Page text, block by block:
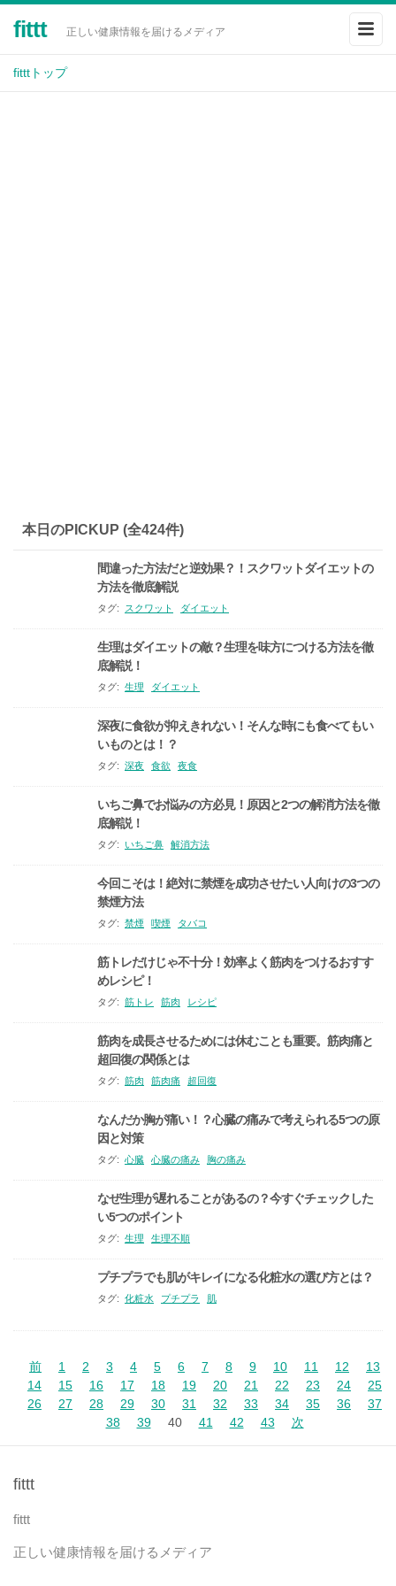
fittt 正しい健康情報を届けるメディア
fitttトップ
本日のPICKUP (全424件)
間違った方法だと逆効果？！スクワットダイエットの
方法を徹底解説
タグ: スクワット ダイエット
生理はダイエットの敵？生理を味方につける方法を徹
底解説！
タグ: 生理 ダイエット
深夜に食欲が抑えきれない！そんな時にも食べてもい
いものとは！？
タグ: 深夜 食欲 夜食
いちご鼻でお悩みの方必見！原因と2つの解消方法を徹
底解説！
タグ: いちご鼻 解消方法
今回こそは！絶対に禁煙を成功させたい人向けの3つの
禁煙方法
タグ: 禁煙 喫煙 タバコ
筋トレだけじゃ不十分！効率よく筋肉をつけるおすす
めレシピ！
タグ: 筋トレ 筋肉 レシピ
筋肉を成長させるためには休むことも重要。筋肉痛と
超回復の関係とは
タグ: 筋肉 筋肉痛 超回復
なんだか胸が痛い！？心臓の痛みで考えられる5つの原
因と対策
タグ: 心臓 心臓の痛み 胸の痛み
なぜ生理が遅れることがあるの？今すぐチェックした
い5つのポイント
タグ: 生理 生理不順
プチプラでも肌がキレイになる化粧水の選び方とは？
タグ: 化粧水 プチプラ 肌
前 1 2 3 4 5 6 7 8 9 10 11 12
13
14
15 16 17 18 19 20 21 22 23 24
25
26
27 28 29 30 31 32 33 34 35 36
37
38
39 40 41 42 43 次
fittt
fittt
正しい健康情報を届けるメディア